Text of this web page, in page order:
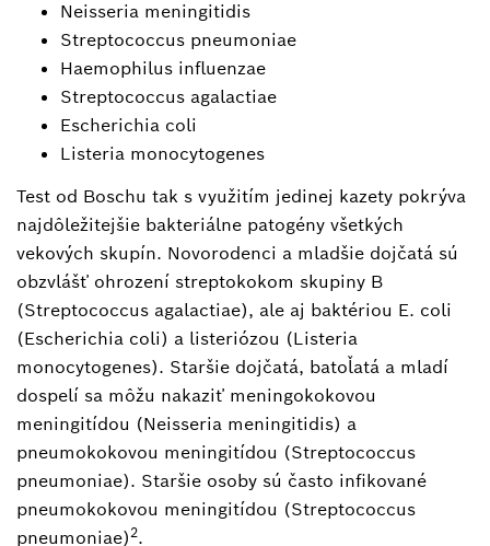
Neisseria meningitidis
Streptococcus pneumoniae
Haemophilus influenzae
Streptococcus agalactiae
Escherichia coli
Listeria monocytogenes
Test od Boschu tak s využitím jedinej kazety pokrýva
najdôležitejšie bakteriálne patogény všetkých
vekových skupín. Novorodenci a mladšie dojčatá sú
obzvlášť ohrození streptokokom skupiny B
(Streptococcus agalactiae), ale aj baktériou E. coli
(Escherichia coli) a listeriózou (Listeria
monocytogenes). Staršie dojčatá, batoľatá a mladí
dospelí sa môžu nakaziť meningokokovou
meningitídou (Neisseria meningitidis) a
pneumokokovou meningitídou (Streptococcus
pneumoniae). Staršie osoby sú často infikované
pneumokokovou meningitídou (Streptococcus
pneumoniae)2.